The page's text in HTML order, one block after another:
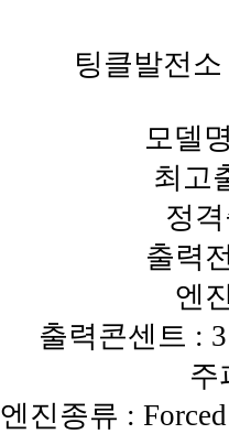
팅클발전
모델
최고
정
출력
엔
출력콘센트 :
주
엔진종류 :